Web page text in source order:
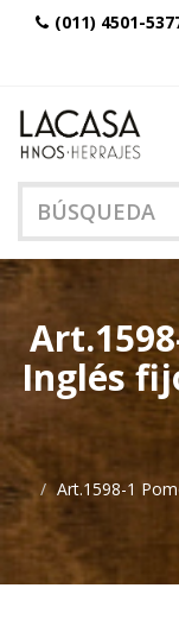
(011) 4501-
Inglés
Art.1598-1